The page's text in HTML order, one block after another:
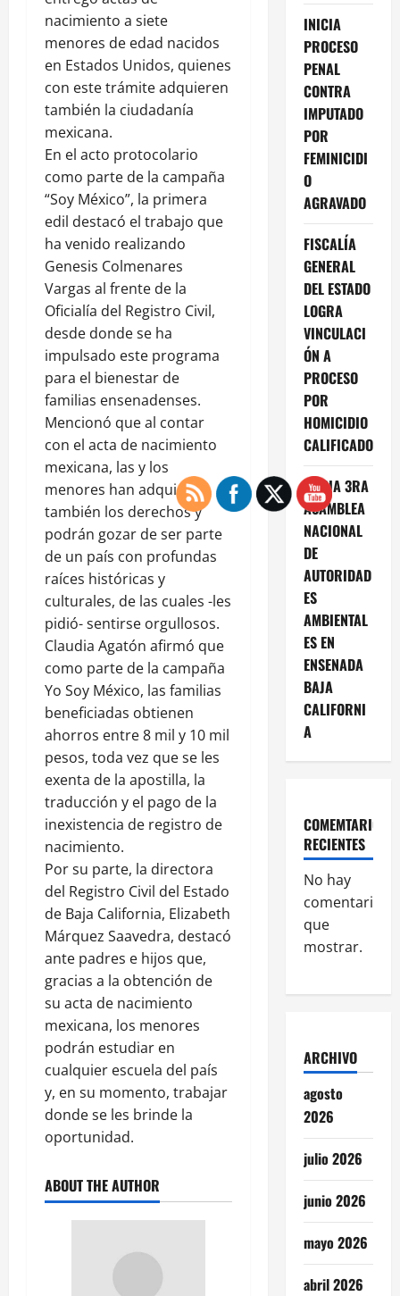
nacimiento a siete
menores de edad nacidos
en Estados Unidos, quienes
con este trámite adquieren
también la ciudadanía
mexicana.
En el acto protocolario
como parte de la campaña
“Soy México”, la primera
edil destacó el trabajo que
ha venido realizando
Genesis Colmenares
Vargas al frente de la
Oficialía del Registro Civil,
desde donde se ha
impulsado este programa
para el bienestar de
familias ensenadenses.
Mencionó que al contar
con el acta de nacimiento
mexicana, las y los
menores han adquirido
también los derechos y
podrán gozar de ser parte
de un país con profundas
raíces históricas y
culturales, de las cuales -les
pidió- sentirse orgullosos.
Claudia Agatón afirmó que
como parte de la campaña
Yo Soy México, las familias
beneficiadas obtienen
ahorros entre 8 mil y 10 mil
pesos, toda vez que se les
exenta de la apostilla, la
traducción y el pago de la
inexistencia de registro de
nacimiento.
Por su parte, la directora
del Registro Civil del Estado
de Baja California, Elizabeth
Márquez Saavedra, destacó
ante padres e hijos que,
gracias a la obtención de
su acta de nacimiento
mexicana, los menores
podrán estudiar en
cualquier escuela del país
y, en su momento, trabajar
donde se les brinde la
oportunidad.
ABOUT THE AUTHOR
INICIA
PROCESO
PENAL
CONTRA
IMPUTADO
POR
FEMINICIDI
O
AGRAVADO
FISCALÍA
GENERAL
DEL ESTADO
LOGRA
VINCULACI
ÓN A
PROCESO
POR
HOMICIDIO
CALIFICADO
INICIA 3RA
ASAMBLEA
NACIONAL
DE
AUTORIDAD
ES
AMBIENTAL
ES EN
ENSENADA
BAJA
CALIFORNI
A
COMEMTARIOS
RECIENTES
No hay
comentarios
que
mostrar.
ARCHIVO
agosto
2026
julio 2026
junio 2026
mayo 2026
abril 2026